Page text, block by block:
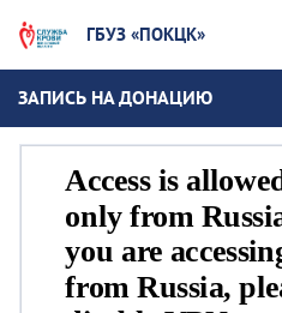
ГБУЗ «ПОКЦК»
ЗАПИСЬ НА ДОНАЦИЮ